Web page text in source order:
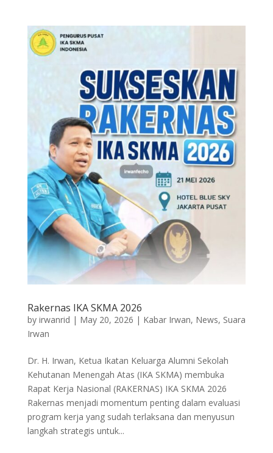
Rakernas IKA SKMA 2026
by irwanrid | May 20, 2026 | Kabar Irwan, News, Suara
Irwan
Dr. H. Irwan, Ketua Ikatan Keluarga Alumni Sekolah
Kehutanan Menengah Atas (IKA SKMA) membuka
Rapat Kerja Nasional (RAKERNAS) IKA SKMA 2026
Rakernas menjadi momentum penting dalam evaluasi
program kerja yang sudah terlaksana dan menyusun
langkah strategis untuk...